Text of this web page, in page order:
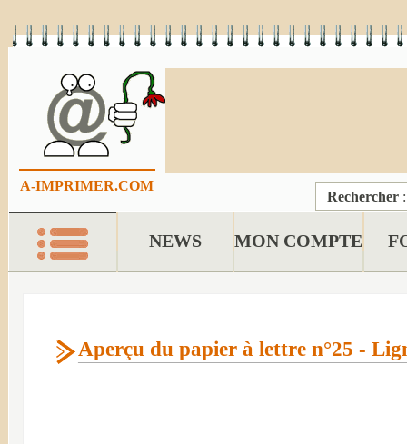
A-IMPRIMER.COM
Rechercher
NEWS MON COMPTE
Aperçu du papier à lettre n°25 -